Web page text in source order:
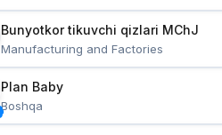
Manufacturing and Factories
Plan Baby
Boshqa